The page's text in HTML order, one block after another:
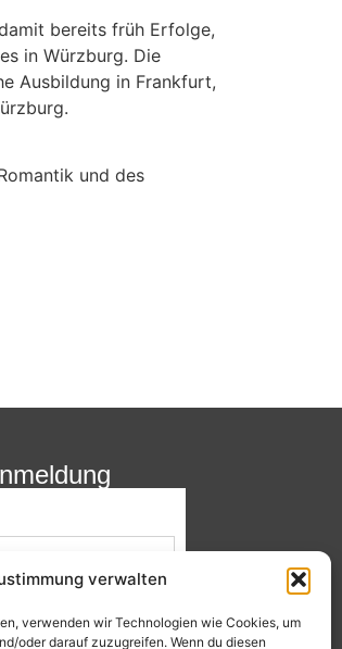
verwalten
verwenden wir Technologien wie Cookies, um
oder darauf zuzugreifen. Wenn du diesen
bereits früh Erfolge,
in Würzburg. Die
Ausbildung in Frankfurt,
und des